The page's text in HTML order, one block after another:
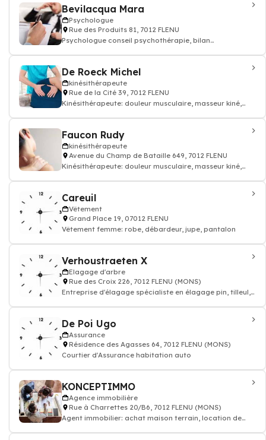
Bevilacqua Mara
Psychologue
Rue des Produits 81, 7012 FLENU
Psychologue conseil psychothérapie, bilan
De Roeck Michel
kinésithérapeute
Rue de la Cité 39, 7012 FLENU
Kinésithérapeute: douleur musculaire, masseur kiné,
Faucon Rudy
kinésithérapeute
Avenue du Champ de Bataille 649, 7012 FLENU
Kinésithérapeute: douleur musculaire, masseur kiné,
Careuil
Vêtement
Grand Place 19, 07012 FLENU
Vêtement femme: robe, débardeur, jupe, pantalon
Verhoustraeten X
Elagage d'arbre
Rue des Croix 226, 7012 FLENU (MONS)
Entreprise d'élagage spécialiste en élagage pin, tilleul,
De Poi Ugo
Assurance
Résidence des Agasses 64, 7012 FLENU (MONS)
Courtier d'Assurance habitation auto
KONCEPTIMMO
Agence immobilière
Rue à Charrettes 20/B6, 7012 FLENU (MONS)
Agent immobilier: achat maison terrain, location de